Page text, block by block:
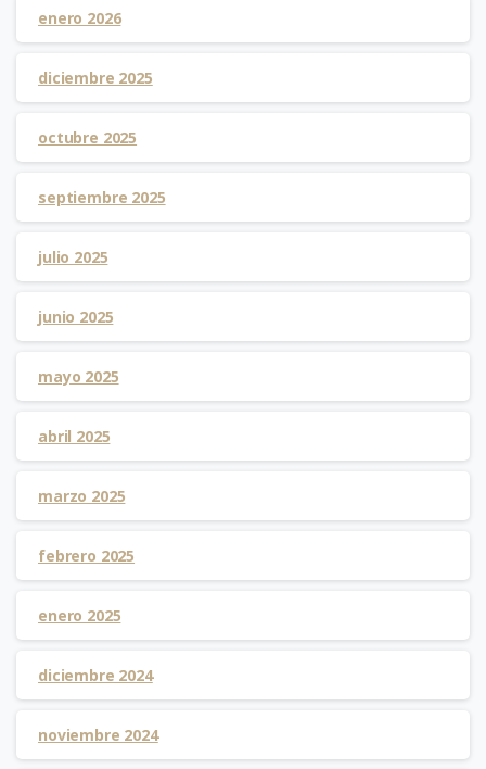
enero 2026
diciembre 2025
octubre 2025
septiembre 2025
julio 2025
junio 2025
mayo 2025
abril 2025
marzo 2025
febrero 2025
enero 2025
diciembre 2024
noviembre 2024